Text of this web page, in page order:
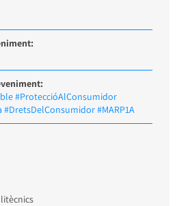
#ProteccióAlConsumidor
#DretsDelConsumidor #MARP1A